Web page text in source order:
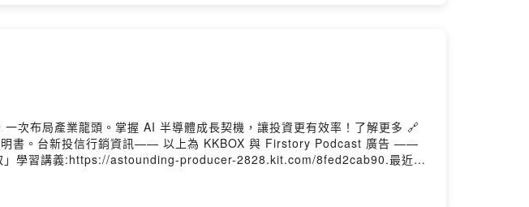
次布局產業龍頭。掌握 AI 半導體成長契機，讓投資更有效率！了解更多 🔗
書。台新投信行銷資訊—— 以上為 KKBOX 與 Firstory Podcast 廣告 ——
」學習講義:https://astounding-producer-2828.kit.com/8fed2cab90.最近很
，我也會整理一些職場情境中很實用的英文句型跟單字，相信對你很有幫助